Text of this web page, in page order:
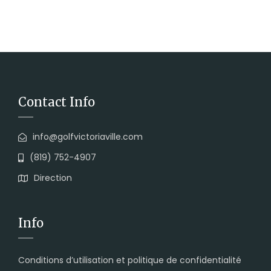
Contact Info
info@golfvictoriaville.com
(819) 752-4907
Direction
Info
Conditions d’utilisation et politique de confidentialité